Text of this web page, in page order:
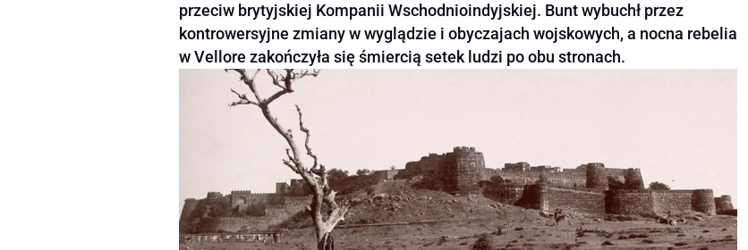
przeciw brytyjskiej Kompanii Wschodnioindyjskiej. Bunt wybuchł przez
kontrowersyjne zmiany w wyglądzie i obyczajach wojskowych, a nocna rebelia
w Vellore zakończyła się śmiercią setek ludzi po obu stronach.